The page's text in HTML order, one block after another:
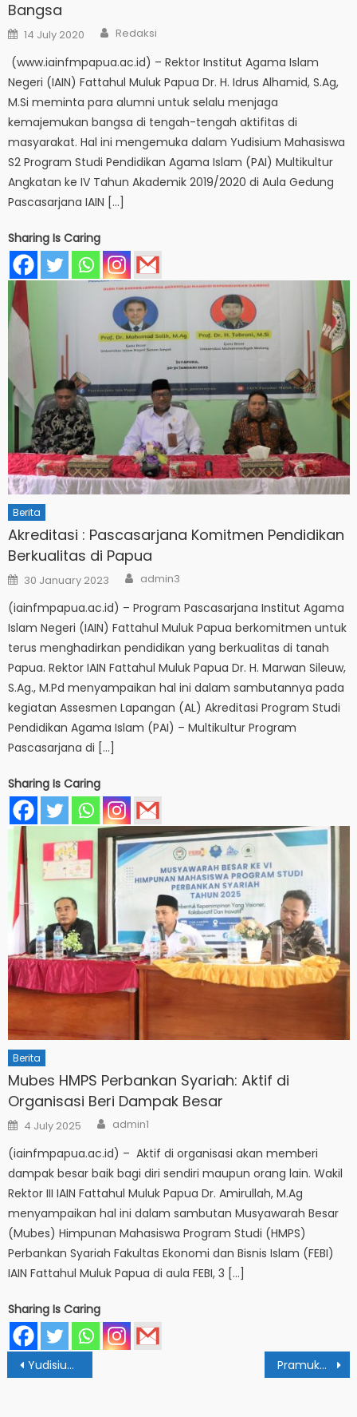
Bangsa
Posted
on
14 July 2020 Author
Redaksi
(www.iainfmpapua.ac.id) – Rektor Institut Agama Islam
Negeri (IAIN) Fattahul Muluk Papua Dr. H. Idrus Alhamid, S.Ag,
M.Si meminta para alumni untuk selalu menjaga
kemajemukan bangsa di tengah-tengah aktifitas di
masyarakat. Hal ini mengemuka dalam Yudisium Mahasiswa
S2 Program Studi Pendidikan Agama Islam (PAI) Multikultur
Angkatan ke IV Tahun Akademik 2019/2020 di Aula Gedung
Pascasarjana IAIN […]
Sharing Is Caring
Berita
Akreditasi : Pascasarjana Komitmen Pendidikan
Berkualitas di Papua
Posted
on
30 January 2023 Author
admin3
(iainfmpapua.ac.id) – Program Pascasarjana Institut Agama
Islam Negeri (IAIN) Fattahul Muluk Papua berkomitmen untuk
terus menghadirkan pendidikan yang berkualitas di tanah
Papua. Rektor IAIN Fattahul Muluk Papua Dr. H. Marwan Sileuw,
S.Ag., M.Pd menyampaikan hal ini dalam sambutannya pada
kegiatan Assesmen Lapangan (AL) Akreditasi Program Studi
Pendidikan Agama Islam (PAI) – Multikultur Program
Pascasarjana di […]
Sharing Is Caring
Berita
Mubes HMPS Perbankan Syariah: Aktif di
Organisasi Beri Dampak Besar
Posted
on
4 July 2025 Author
admin1
(iainfmpapua.ac.id) – Aktif di organisasi akan memberi
dampak besar baik bagi diri sendiri maupun orang lain. Wakil
Rektor III IAIN Fattahul Muluk Papua Dr. Amirullah, M.Ag
menyampaikan hal ini dalam sambutan Musyawarah Besar
(Mubes) Himpunan Mahasiswa Program Studi (HMPS)
Perbankan Syariah Fakultas Ekonomi dan Bisnis Islam (FEBI)
IAIN Fattahul Muluk Papua di aula FEBI, 3 […]
Sharing Is Caring
Post
navigation
Yudisium Fakultas Tarbiyah: Jadilah Pendidik yang Profesional dan Berahlak Mulia Pramuka Racana IAIN Papua Jalin Kolaborasi bersama Racana IAIN Sorong